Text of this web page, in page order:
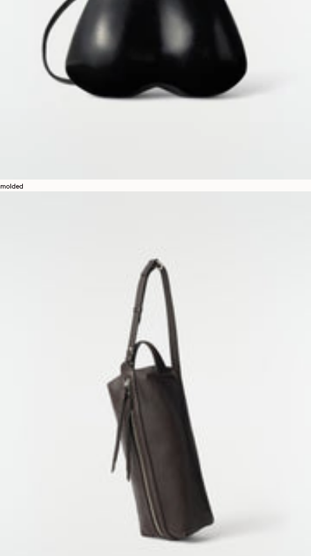
molded